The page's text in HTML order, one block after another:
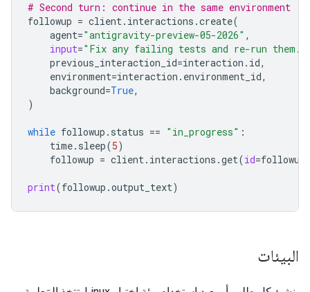
# Second turn: continue in the same environment
followup = client. interactions .create(
agent="antigravity-preview-05-2026" ,
input="Fix any failing tests and re-run them."
previous_interaction_id=interaction . id,
environment=interaction . environment_id,
background=True,
)
while followup . status == "in_progress" :
time. sleep(5)
followup = client. interactions .get(id=followup
print(followup .output_text)
البيئات